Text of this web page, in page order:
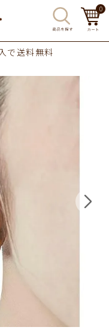
0
で送料無料